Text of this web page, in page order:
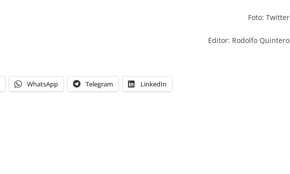
Foto: Twitter
Editor: Rodolfo Quintero
WhatsApp Telegram LinkedIn